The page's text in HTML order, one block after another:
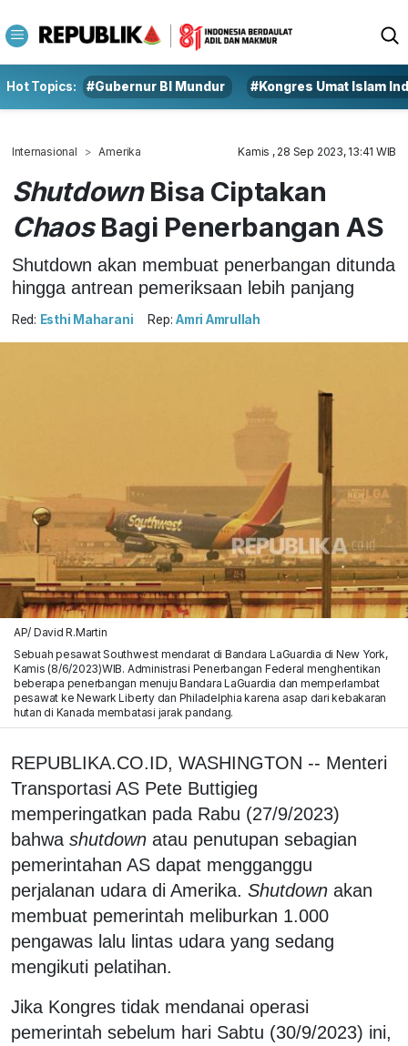
Hot Topics: #Gubernur BI Mundur #Kongres Umat Islam
Internasional Amerika Kamis , 28 Sep 2023, 13:41 WIB
ShutdownBisa Ciptakan
ChaosBagi Penerbangan AS
Shutdown akan membuat penerbangan ditunda
hingga antrean pemeriksaan lebih panjang
Red: Esthi Maharani Rep: Amri Amrullah
AP/ David R.Martin
Sebuah pesawat Southwest mendarat di Bandara LaGuardia di New York,
Kamis (8/6/2023)WIB. Administrasi Penerbangan Federal menghentikan
beberapa penerbangan menuju Bandara LaGuardia dan memperlambat
pesawat ke Newark Liberty dan Philadelphia karena asap dari kebakaran
hutan di Kanada membatasi jarak pandang.
REPUBLIKA.CO.ID, WASHINGTON -- Menteri
Transportasi AS Pete Buttigieg
memperingatkan pada Rabu (27/9/2023)
bahwa shutdown atau penutupan sebagian
pemerintahan AS dapat mengganggu
perjalanan udara di Amerika. Shutdown akan
membuat pemerintah meliburkan 1.000
pengawas lalu lintas udara yang sedang
mengikuti pelatihan.
Jika Kongres tidak mendanai operasi
pemerintah sebelum hari Sabtu (30/9/2023) ini,